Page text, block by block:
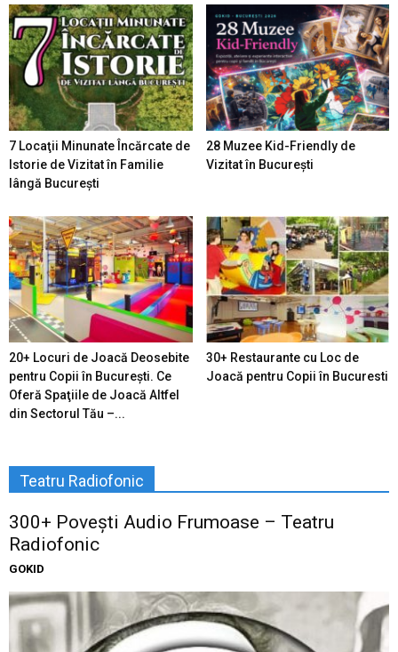
7 Locaţii Minunate Încărcate de
Istorie de Vizitat în Familie
lângă București
28 Muzee Kid-Friendly de
Vizitat în București
20+ Locuri de Joacă Deosebite
pentru Copii în Bucureşti. Ce
Oferă Spaţiile de Joacă Altfel
din Sectorul Tău –...
30+ Restaurante cu Loc de
Joacă pentru Copii în Bucuresti
Teatru Radiofonic
300+ Povești Audio Frumoase – Teatru
Radiofonic
GOKID